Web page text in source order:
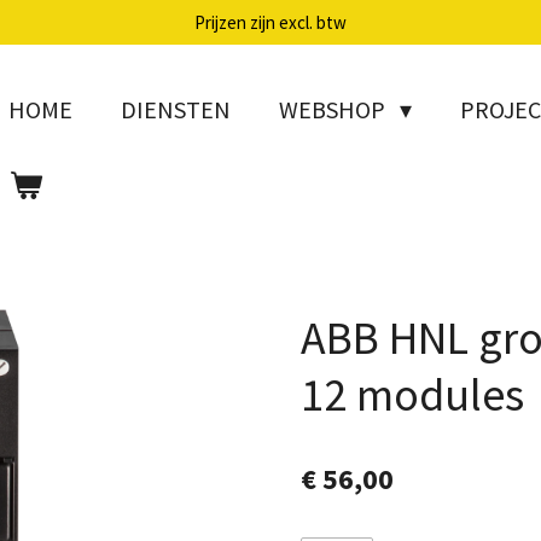
Prijzen zijn excl. btw
HOME DIENSTEN WEBSHOP
ABB HNL
12 modules
€ 56,00